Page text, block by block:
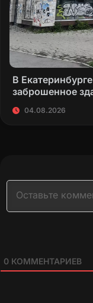
В
заброшенное
04.08.2026
0 КОММЕНТАРИЕВ